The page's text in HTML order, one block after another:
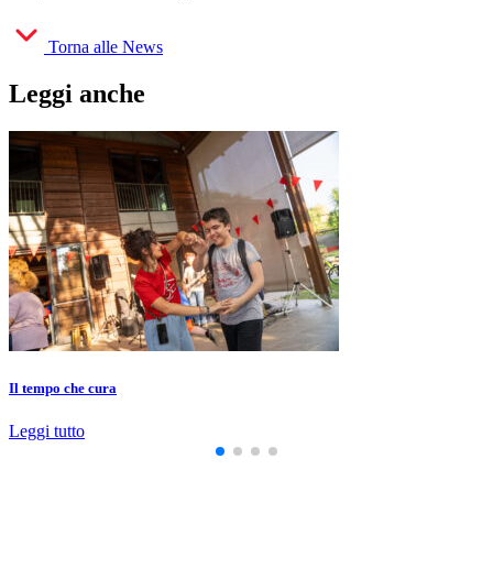
Torna alle News
Leggi anche
Il tempo che cura
Leggi tutto